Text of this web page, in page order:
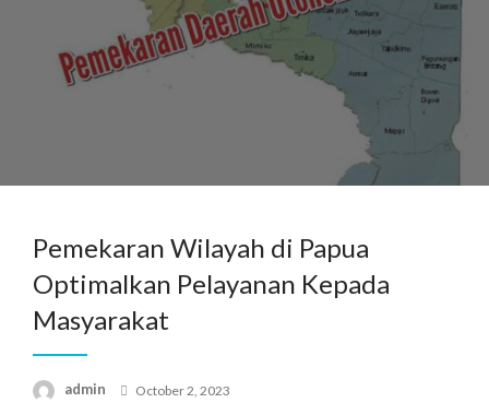
Pemekaran Wilayah di Papua
Optimalkan Pelayanan Kepada
Masyarakat
admin
Posted
October 2, 2023